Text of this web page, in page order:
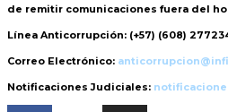
de remitir comunicaciones fuera del
Línea Anticorrupción: (+57) (608)
Correo Electrónico:
Notificaciones Judiciales: